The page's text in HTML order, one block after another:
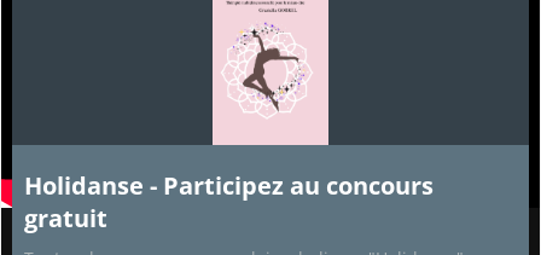
Holidanse - Participez au concours
gratuit